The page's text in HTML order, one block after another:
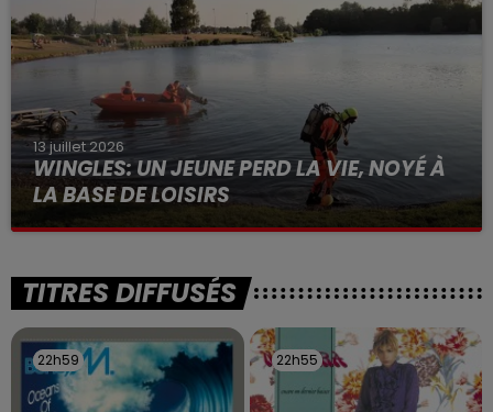
13 juillet 2026
WINGLES: UN JEUNE PERD LA VIE, NOYÉ À
LA BASE DE LOISIRS
La victime a coulé à pic
TITRES DIFFUSÉS
22h59
22h59 22h55
22h55